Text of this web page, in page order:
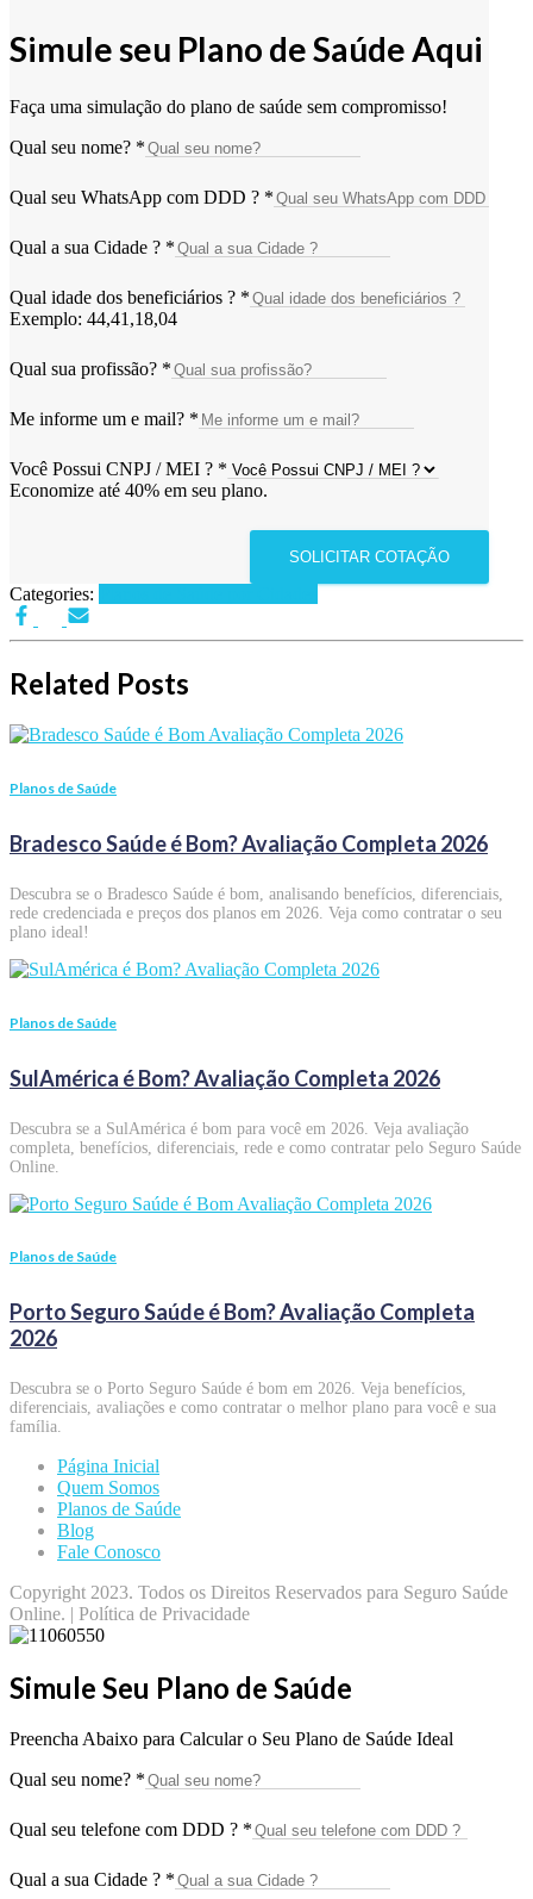
Simule seu Plano de Saúde Aqui
Faça uma simulação do plano de saúde sem compromisso!
Qual seu nome? *
Qual seu WhatsApp com DDD ? *
Qual a sua Cidade ? *
Qual idade dos beneficiários ? *
Exemplo: 44,41,18,04
Qual sua profissão? *
Me informe um e mail? *
Você Possui CNPJ / MEI ? *
Economize até 40% em seu plano.
SOLICITAR COTAÇÃO
Categories:
Related Posts
Planos de Saúde
Bradesco Saúde é Bom? Avaliação Completa 2026
Descubra se o Bradesco Saúde é bom, analisando benefícios, diferenciais,
rede credenciada e preços dos planos em 2026. Veja como contratar o seu
plano ideal!
Planos de Saúde
SulAmérica é Bom? Avaliação Completa 2026
Descubra se a SulAmérica é bom para você em 2026. Veja avaliação
completa, benefícios, diferenciais, rede e como contratar pelo Seguro Saúde
Online.
Planos de Saúde
Porto Seguro Saúde é Bom? Avaliação Completa
2026
Descubra se o Porto Seguro Saúde é bom em 2026. Veja benefícios,
diferenciais, avaliações e como contratar o melhor plano para você e sua
família.
Página Inicial
Quem Somos
Planos de Saúde
Blog
Fale Conosco
Copyright 2023. Todos os Direitos Reservados para Seguro Saúde
Online. | Política de Privacidade
Simule Seu Plano de Saúde
Preencha Abaixo para Calcular o Seu Plano de Saúde Ideal
Qual seu nome? *
Qual seu telefone com DDD ? *
Qual a sua Cidade ? *